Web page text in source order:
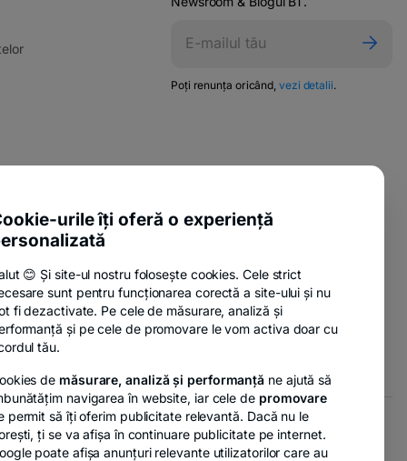
-
in
a
new
tab
Policy
opens
in
a
new
tab
-
in
a
new
tab
-
opens
in
new
tab
Poți renunța oricând, vezi detalii-.
- opens in a new tab
Opțiuni de marketing - opens in a new tab
urile îți oferă o experiență
😊 Și site-ul nostru folosește cookies. Cele strict
sunt pentru funcționarea corectă a site-ului și nu
fi dezactivate. Pe cele de măsurare, analiză și
și pe cele de promovare le vom activa doar cu
tău.
de măsurare, analiză și performanță ne ajută să
navigarea în website, iar cele de promovare
permit să îți oferim publicitate relevantă. Dacă nu le
ți se va afișa în continuare publicitate pe internet.
poate afișa anunțuri relevante utilizatorilor care au